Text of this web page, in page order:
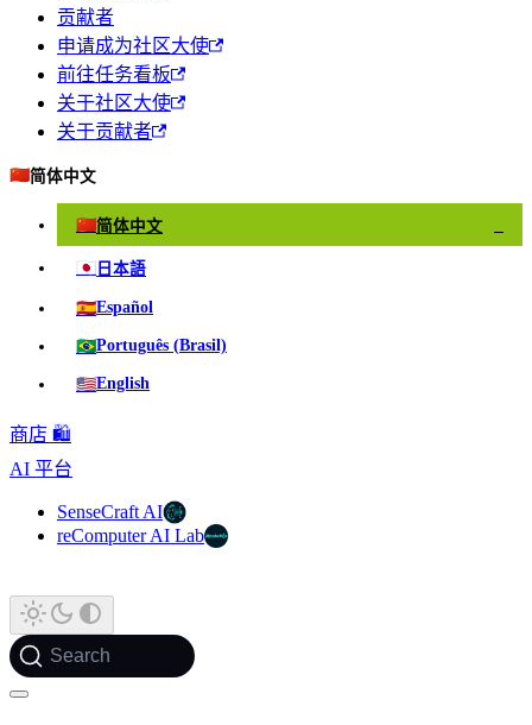
贡献者
申请成为社区大使
前往任务看板
关于社区大使
关于贡献者
🇨🇳简体中文
🇨🇳简体中文
🇯🇵 日本語
🇪🇸Español
🇧🇷Português (Brasil)
🇺🇸English
商店 🛍️
AI 平台
SenseCraft AI
reComputer AI Lab
Search